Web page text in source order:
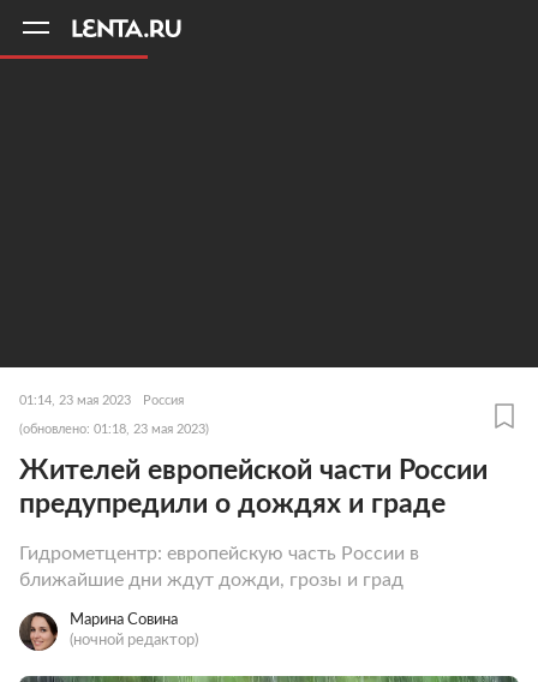
01:14, 23 мая 2023 Россия
(обновлено: 01:18, 23 мая 2023)
Жителей европейской части России
предупредили о дождях и граде
Гидрометцентр: европейскую часть России в
ближайшие дни ждут дожди, грозы и град
Марина Совина
(ночной редактор)